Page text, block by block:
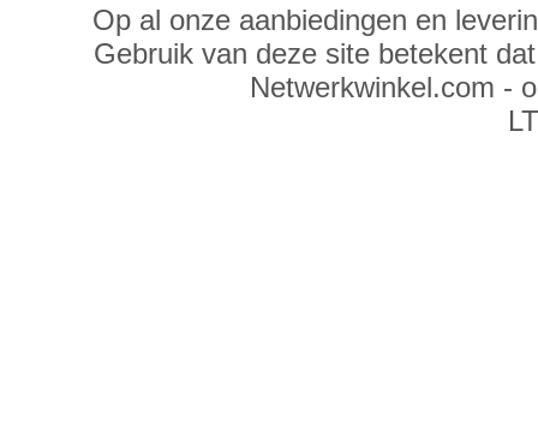
Op al onze aanbiedingen en
Gebruik van deze site betekent
Netwerkwinkel.com -